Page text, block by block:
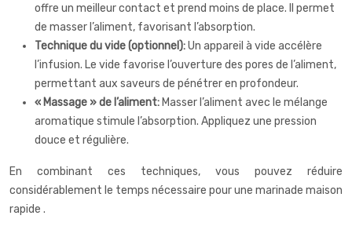
offre un meilleur contact et prend moins de place. Il permet
de masser l’aliment, favorisant l’absorption.
Technique du vide (optionnel):Un appareil à vide accélère
l’infusion. Le vide favorise l’ouverture des pores de l’aliment,
permettant aux saveurs de pénétrer en profondeur.
« Massage » de l’aliment: Masser l’aliment avec le mélange
aromatique stimule l’absorption. Appliquez une pression
douce et régulière.
En combinant ces techniques, vous pouvez réduire
considérablement le temps nécessaire pour une marinade maison
rapide .